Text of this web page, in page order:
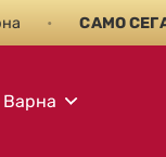
САМО СЕГА‼️
Варна